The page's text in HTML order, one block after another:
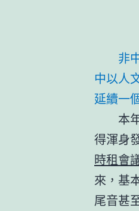
非
中以人
延續一
本
得渾身
時租會
來，基
尾音甚